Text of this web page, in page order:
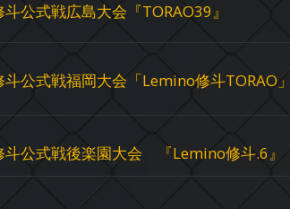
公式戦広島大会『TORAO39』
公式戦福岡大会「Lemino修斗TORAO」
斗公式戦後楽園大会 『Lemino修斗.6』